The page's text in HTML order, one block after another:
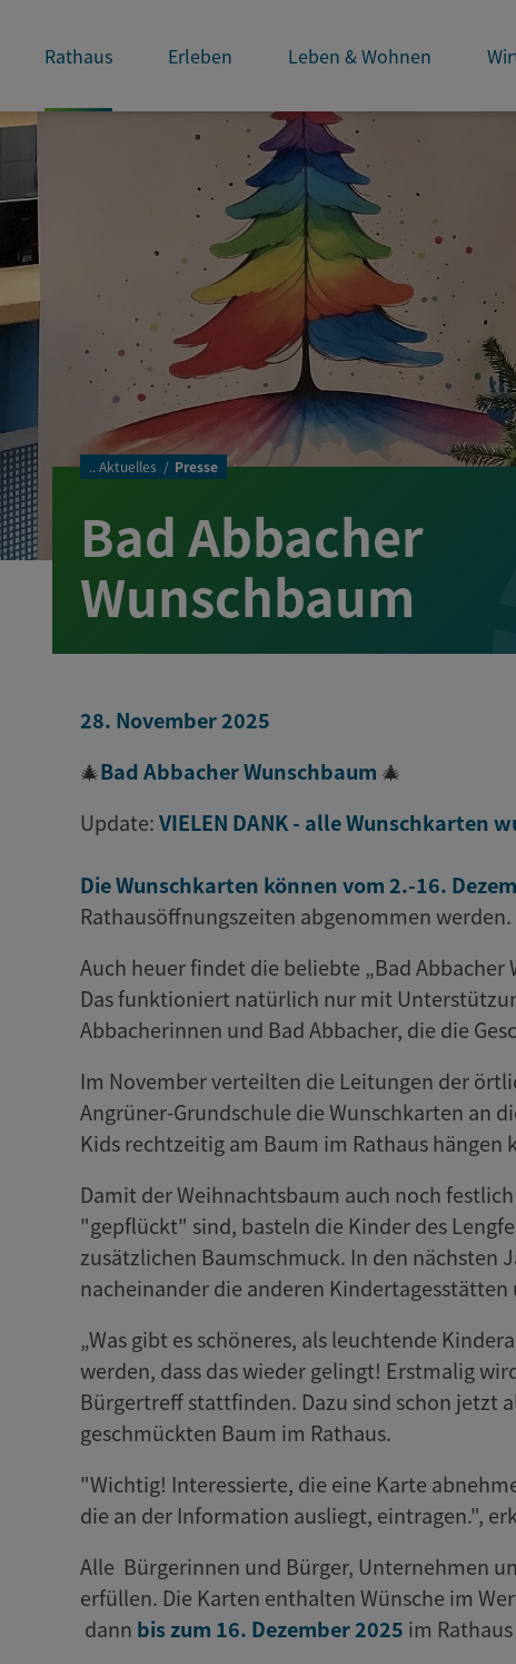
Rathaus Erleben Leben & Wohnen
.. Aktuelles Presse
Bad Abbacher
Wunschbaum
28. November 2025
🎄Bad Abbacher Wunschbaum 🎄
Update:VIELEN DANK - alle Wunschkarten
Die Wunschkarten können vom 2.-16.
Rathausöffnungszeiten abgenommen werden.
Auch heuer findet die beliebte „Bad
Das funktioniert natürlich nur mit
Abbacherinnen und Bad Abbacher, die die
Im November verteilten die Leitungen der
Angrüner-Grundschule die Wunschkarten an
Kids rechtzeitig am Baum im Rathaus hängen
Damit der Weihnachtsbaum auch noch
"gepflückt" sind, basteln die Kinder des
zusätzlichen Baumschmuck. In den nächsten
nacheinander die anderen Kindertagesstätten
„Was gibt es schöneres, als leuchtende
werden, dass das wieder gelingt! Erstmalig
Bürgertreff stattfinden. Dazu sind schon jetzt
geschmückten Baum im Rathaus.
"Wichtig! Interessierte, die eine Karte
die an der Information ausliegt, eintragen.",
Alle Bürgerinnen und Bürger, Unternehmen
erfüllen. Die Karten enthalten Wünsche im
dann bis zum 16. Dezember 2025 im